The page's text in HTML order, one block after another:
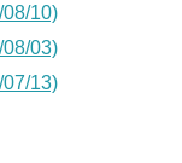
10)
03)
13)